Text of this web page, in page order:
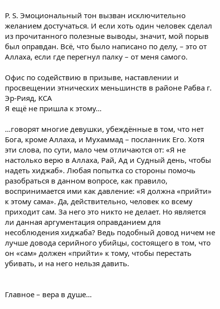
P. S. Эмоциональный тон вызван исключительно
желанием достучаться. И если хоть один человек сделал
из прочитанного полезные выводы, значит, мой порыв
был оправдан. Всё, что было написано по делу, – это от
Аллаха, если где перегнул палку – от меня самого.
Офис по содействию в призыве, наставлении и
просвещении этнических меньшинств в районе Рабва г.
Эр-Рияд, КСА
Я ещё не пришла к этому…
…говорят многие девушки, убеждённые в том, что нет
Бога, кроме Аллаха, и Мухаммад – посланник Его. Хотя
эти слова, по сути, мало чем отличаются от: «Я не
настолько верю в Аллаха, Рай, Ад и Судный день, чтобы
надеть хиджаб». Любая попытка со стороны помочь
разобраться в данном вопросе, как правило,
воспринимается ими как давление: «Я должна «прийти»
к этому сама». Да, действительно, человек ко всему
приходит сам. За него это никто не делает. Но является
ли данная аргументация оправданием для
несоблюдения хиджаба? Ведь подобный довод ничем не
лучше довода серийного убийцы, состоящего в том, что
он «сам» должен «прийти» к тому, чтобы перестать
убивать, и на него нельзя давить.
Главное – вера в душе…